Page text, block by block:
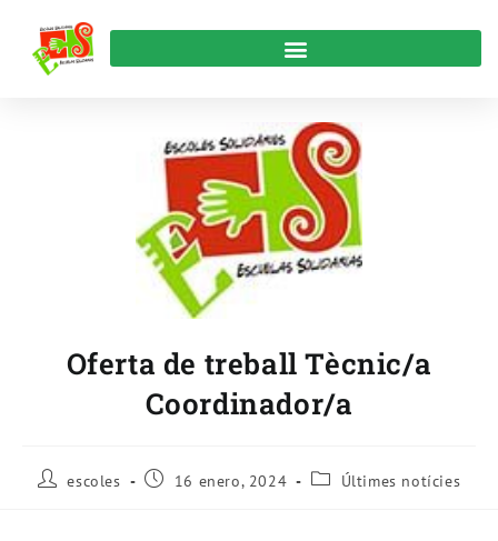
Oferta de treball Tècnic/a
Coordinador/a
escoles 16 enero, 2024 Últimes notícies